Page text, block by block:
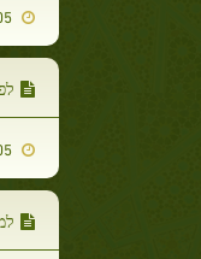
2009-11-05
לפי
2009-11-05